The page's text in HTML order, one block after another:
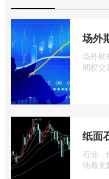
场外
期权交
石油，
动着